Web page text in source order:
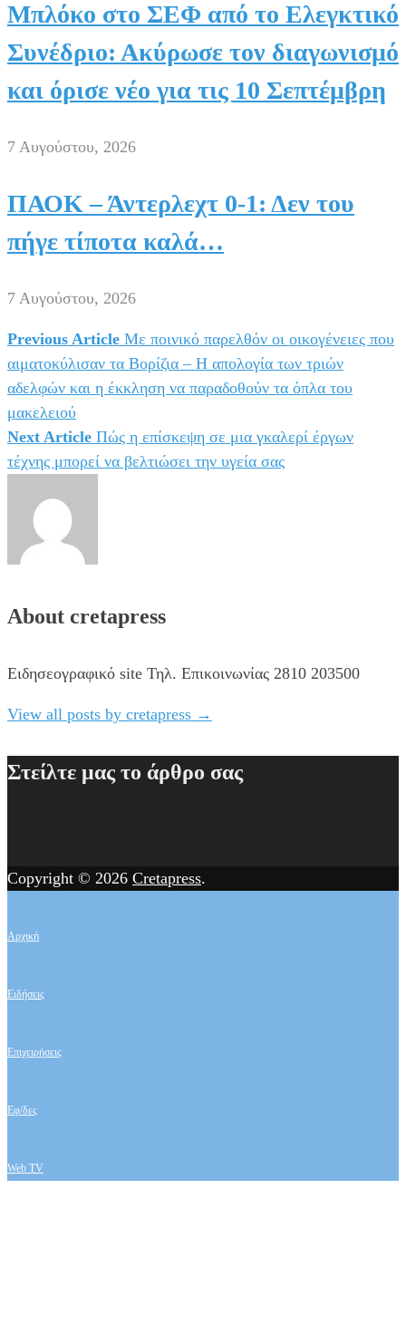
Μπλόκο στο ΣΕΦ από το Ελεγκτικό
Συνέδριο: Ακύρωσε τον διαγωνισμό
και όρισε νέο για τις 10 Σεπτέμβρη
7 Αυγούστου, 2026
ΠΑΟΚ – Άντερλεχτ 0-1: Δεν του
πήγε τίποτα καλά…
7 Αυγούστου, 2026
Πλοήγηση
άρθρων
Previous Article Με ποινικό παρελθόν οι οικογένειες που
αιματοκύλισαν τα Βορίζια – Η απολογία των τριών
αδελφών και η έκκληση να παραδοθούν τα όπλα του
μακελειού
Next Article Πώς η επίσκεψη σε μια γκαλερί έργων
τέχνης μπορεί να βελτιώσει την υγεία σας
About cretapress
Ειδησεογραφικό site Τηλ. Επικοινωνίας 2810 203500
View all posts by cretapress →
Στείλτε μας το άρθρο σας
Copyright © 2026 Cretapress.
Αρχική
Ειδήσεις
Επιχειρήσεις
Εφ/δες
Web TV